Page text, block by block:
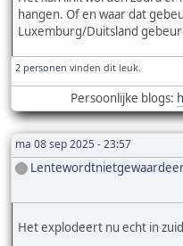
hangen. Of en waar dat
Luxemburg/Duitsland
2 personen vinden dit leuk.
Persoonlijke blogs:
ma 08 sep 2025 - 23:57
Het explodeert nu echt in